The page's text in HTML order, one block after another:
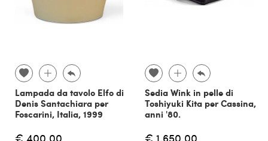
Lampada da tavolo Elfo di
Denis Santachiara per
Foscarini, Italia, 1999
€ 400,00
Sedia Wink in pelle di
Toshiyuki Kita per Cassina,
anni '80.
€ 1.650,00